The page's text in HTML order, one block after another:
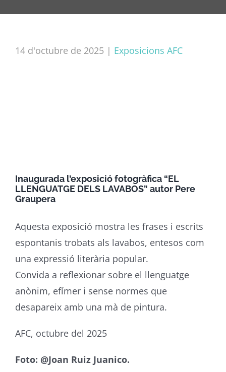
14 d'octubre de 2025 | Exposicions AFC
Inaugurada l’exposició fotogràfica “EL
LLENGUATGE DELS LAVABOS” autor Pere
Graupera
Aquesta exposició mostra les frases i escrits
espontanis trobats als lavabos, entesos com
una expressió literària popular.
Convida a reflexionar sobre el llenguatge
anònim, efímer i sense normes que
desapareix amb una mà de pintura.
AFC, octubre del 2025
Foto: @Joan Ruiz Juanico.